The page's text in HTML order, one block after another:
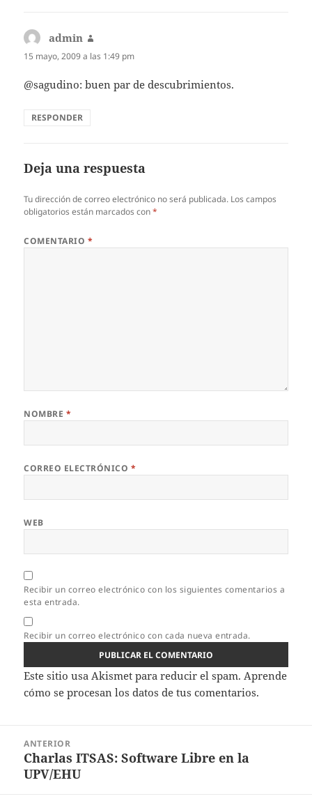
admin
15 mayo, 2009 a las 1:49 pm
@sagudino: buen par de descubrimientos.
RESPONDER
Deja una respuesta
Tu dirección de correo electrónico no será publicada. Los campos
obligatorios están marcados con*
COMENTARIO *
NOMBRE *
CORREO ELECTRÓNICO *
WEB
Recibir un correo electrónico con los siguientes comentarios a
esta entrada.
Recibir un correo electrónico con cada nueva entrada.
Este sitio usa Akismet para reducir el spam.Aprende
cómo se procesan los datos de tus comentarios.
entradas
ANTERIOR
Entrada
anterior:
Charlas ITSAS: Software Libre en la
UPV/EHU